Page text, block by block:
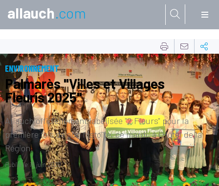
allauch.com
ENVIRONNEMENT
Palmarès "Villes et Villages
Fleuris 2025"
Allauch officiellement labélisée "2 Fleurs" pour la
première fois de son histoire, ce mardi, à l’Hôtel de la
Région.
Publié le 18 juin 2026